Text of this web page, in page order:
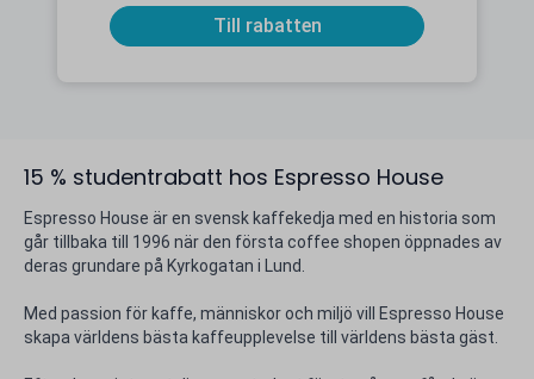
Till rabatten
15 % studentrabatt hos Espresso House
Espresso House är en svensk kaffekedja med en historia som
går tillbaka till 1996 när den första coffee shopen öppnades av
deras grundare på Kyrkogatan i Lund.
Med passion för kaffe, människor och miljö vill Espresso House
skapa världens bästa kaffeupplevelse till världens bästa gäst.